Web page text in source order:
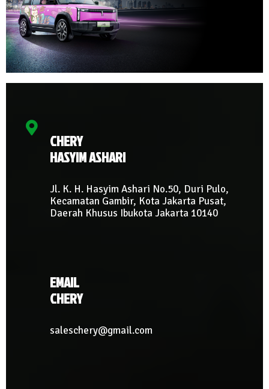
CHERY
HASYIM ASHARI
Jl. K. H. Hasyim Ashari No.50, Duri Pulo,
Kecamatan Gambir, Kota Jakarta Pusat,
Daerah Khusus Ibukota Jakarta 10140
EMAIL
CHERY
saleschery@gmail.com